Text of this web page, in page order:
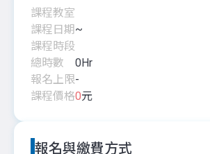
課程教室
課程日期 ~
課程時段
總時數
0Hr
報名上限-
課程價格0元
報名與繳費方式